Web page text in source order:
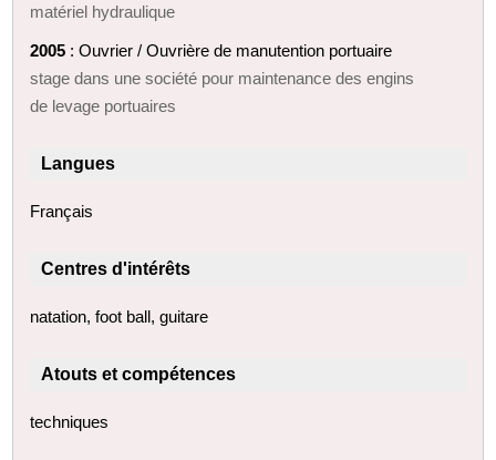
matériel hydraulique
2005 : Ouvrier / Ouvrière de manutention portuaire
stage dans une société pour maintenance des engins
de levage portuaires
Langues
Français
Centres d'intérêts
natation, foot ball, guitare
Atouts et compétences
techniques